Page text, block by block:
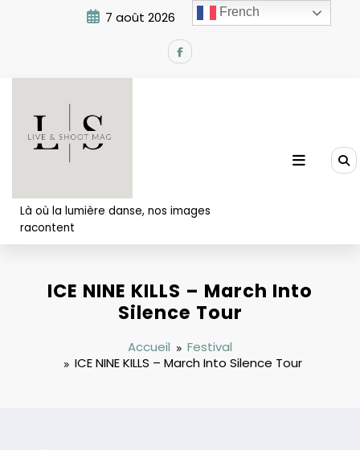
7 août 2026 6:26:17 AM
Là où la lumière danse, nos images
racontent
ICE NINE KILLS – March Into
Silence Tour
Accueil
Festival
ICE NINE KILLS – March Into Silence Tour
French